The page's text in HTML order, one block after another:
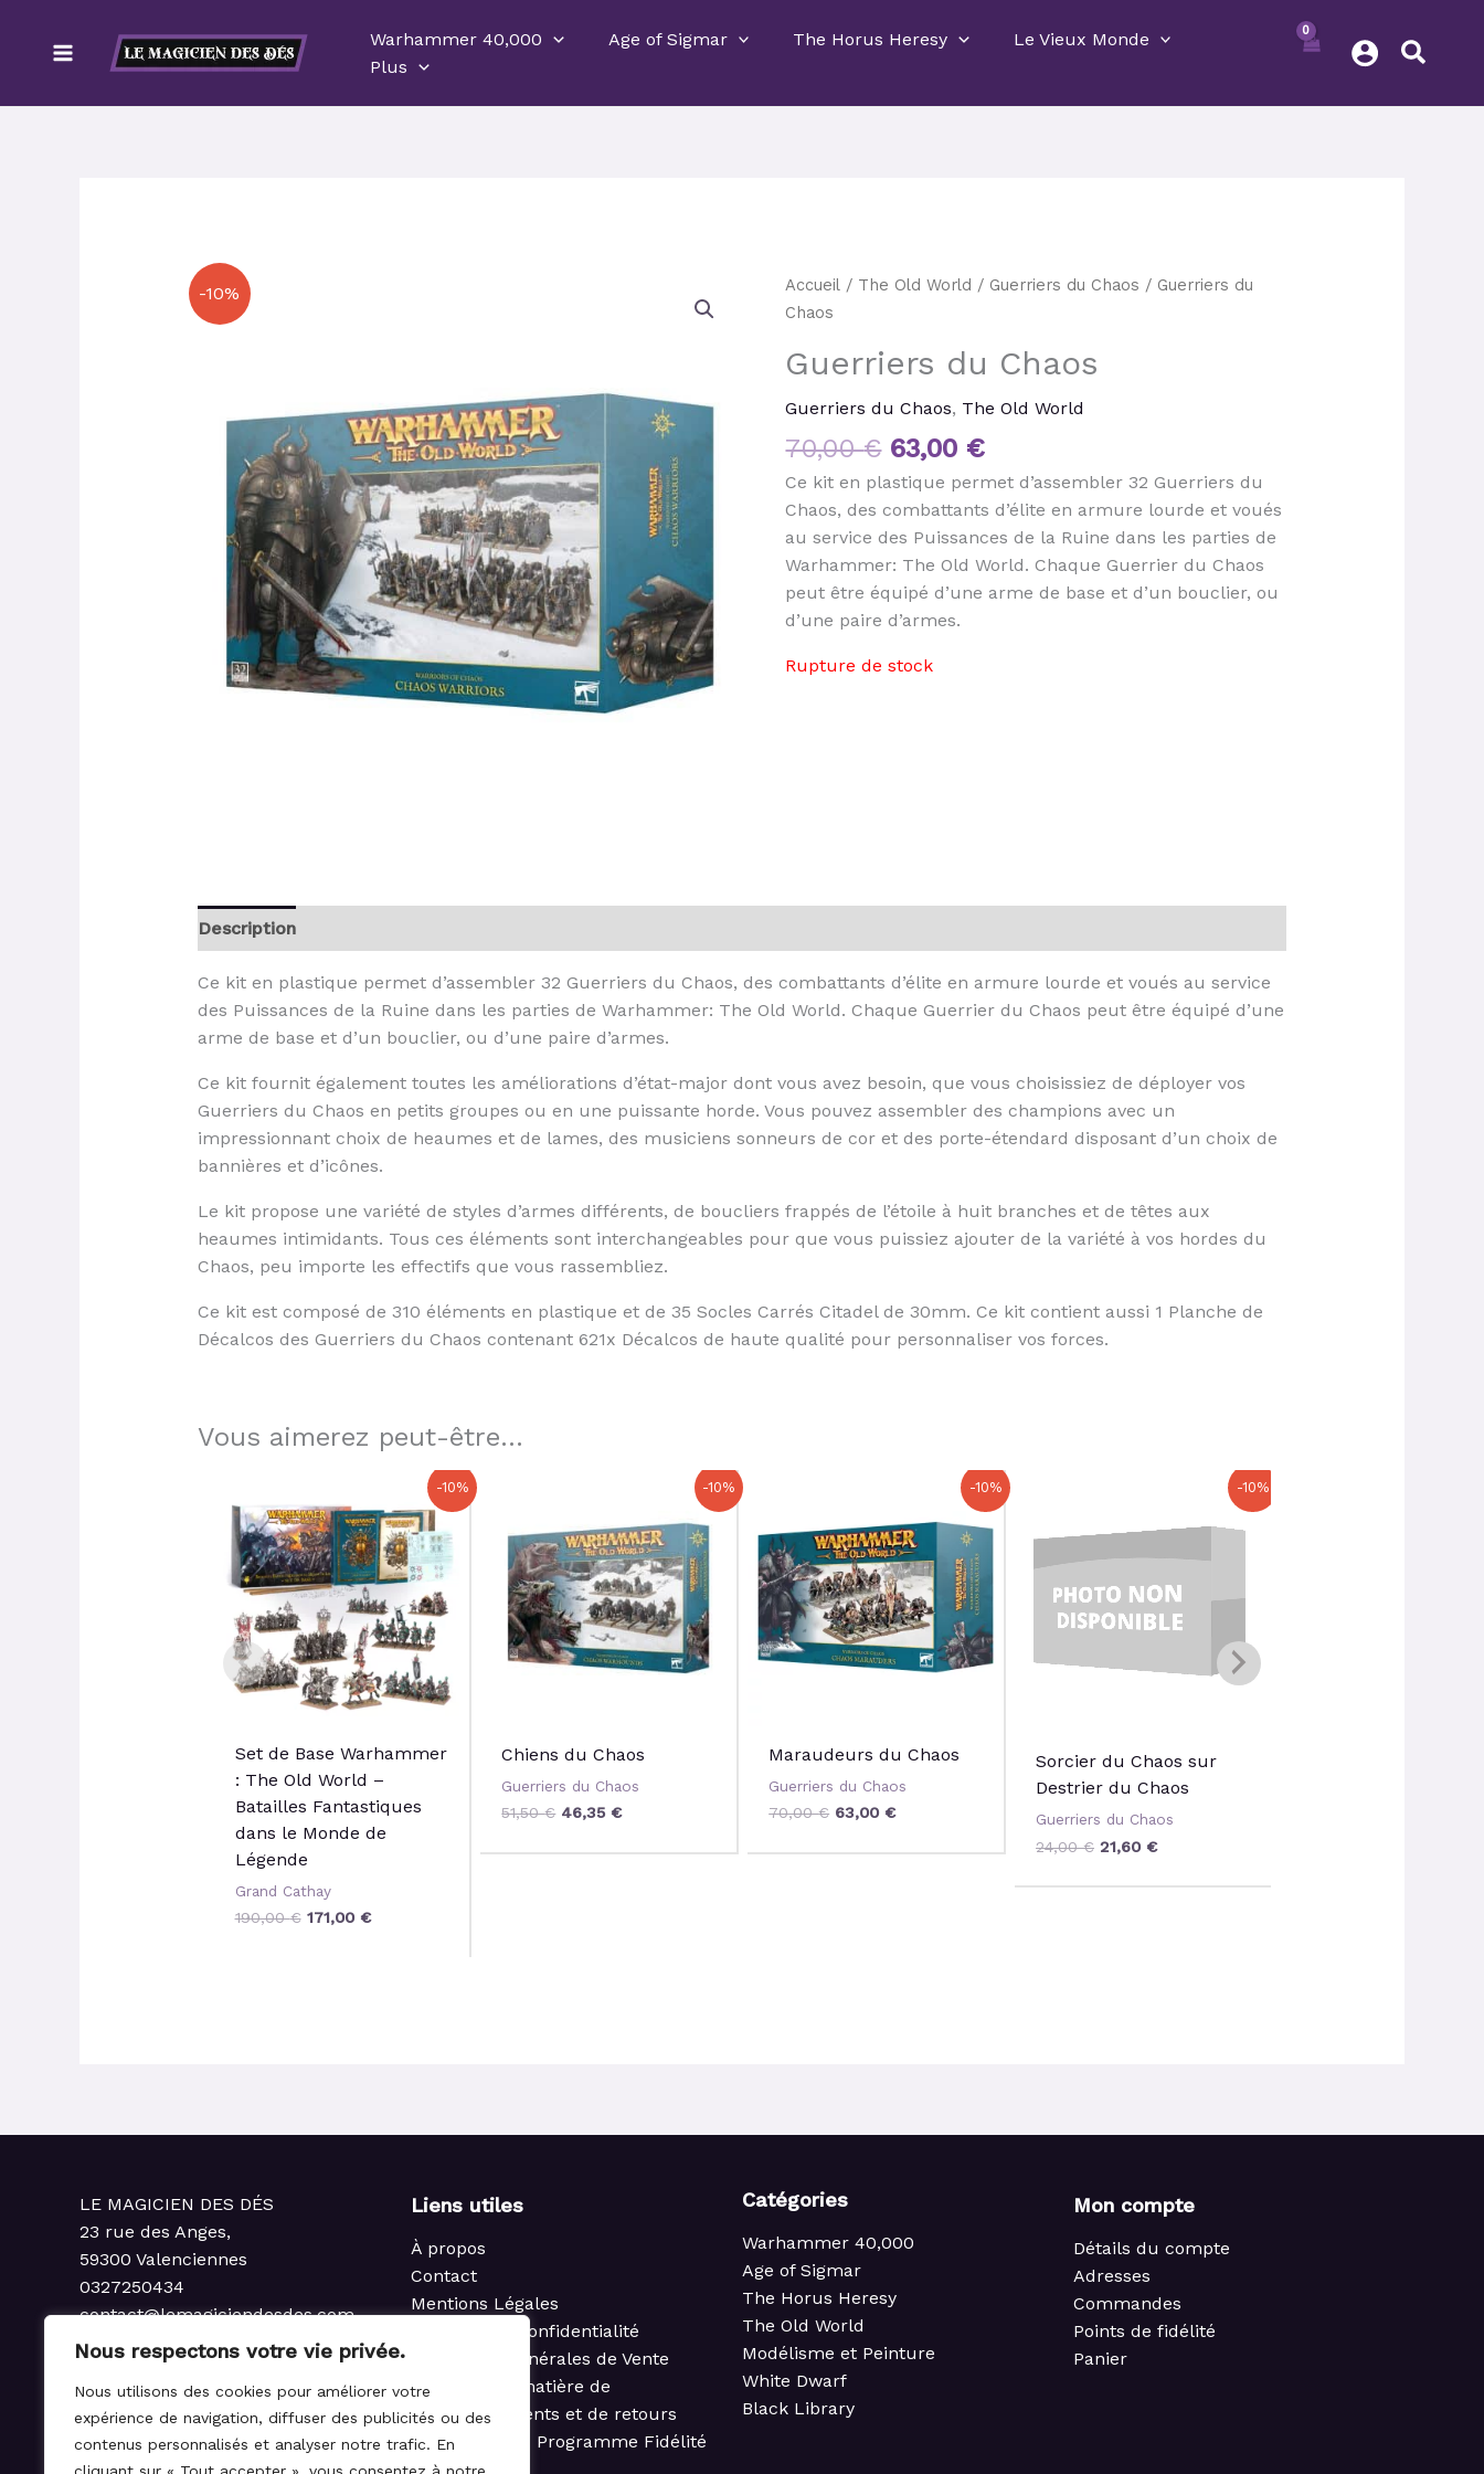
Nous respectons votre vie privée.
Nous utilisons des cookies pour améliorer votre
expérience de navigation, diffuser des publicités ou des
contenus personnalisés et analyser notre trafic. En
contenu
Warhammer 40,000 Age of Sigmar The Horus Heresy
Le Vieux Monde
Plus
-10% Accueil / The Old World / Guerriers du Chaos / Guerriers du
Chaos
Guerriers du Chaos
Guerriers du Chaos, The Old World
70,00€
Le
était :
70,00 €.
63,00 €
Le
est :
63,00 €.
Ce kit en plastique permet d’assembler 32 Guerriers du
Chaos, des combattants d’élite en armure lourde et voués
au service des Puissances de la Ruine dans les parties de
Warhammer: The Old World. Chaque Guerrier du Chaos
peut être équipé d’une arme de base et d’un bouclier, ou
d’une paire d’armes.
Rupture de stock
Description
Ce kit en plastique permet d’assembler 32 Guerriers du Chaos, des combattants d’élite en armure lourde et voués au service
des Puissances de la Ruine dans les parties de Warhammer: The Old World. Chaque Guerrier du Chaos peut être équipé d’une
arme de base et d’un bouclier, ou d’une paire d’armes.
Ce kit fournit également toutes les améliorations d’état-major dont vous avez besoin, que vous choisissiez de déployer vos
Guerriers du Chaos en petits groupes ou en une puissante horde. Vous pouvez assembler des champions avec un
impressionnant choix de heaumes et de lames, des musiciens sonneurs de cor et des porte-étendard disposant d’un choix de
bannières et d’icônes.
Le kit propose une variété de styles d’armes différents, de boucliers frappés de l’étoile à huit branches et de têtes aux
heaumes intimidants. Tous ces éléments sont interchangeables pour que vous puissiez ajouter de la variété à vos hordes du
Chaos, peu importe les effectifs que vous rassembliez.
Ce kit est composé de 310 éléments en plastique et de 35 Socles Carrés Citadel de 30mm. Ce kit contient aussi 1 Planche de
Décalcos des Guerriers du Chaos contenant 621x Décalcos de haute qualité pour personnaliser vos forces.
Vous aimerez peut-être...
-10%
Set de Base Warhammer
: The Old World –
Batailles Fantastiques
dans le Monde de
Légende
Grand Cathay
190,00€
initial
était :
190,00 €.
171,00 €
actuel
est :
171,00 €.
-10%
Chiens du Chaos
Guerriers du Chaos
51,50€
était :
51,50 €.
46,35 €
est :
46,35 €.
-10%
Maraudeurs du Chaos
Guerriers du Chaos
70,00€
était :
70,00 €.
63,00 €
actuel
est :
63,00 €.
-10%
Sorcier du Chaos sur
Destrier du Chaos
Guerriers du Chaos
24,00€
était :
24,00 €.
21,60 €
21,60 €.
LE MAGICIEN DES DÉS
23 rue des Anges,
59300 Valenciennes
0327250434
contact@lemagiciendesdes.com
du Mardi au Samedi
Liens utiles
À propos
Contact
Mentions Légales
Politique de confidentialité
Conditions Générales de Vente
Politique en matière de
remboursements et de retours
Règlement du Programme Fidélité
Catégories
Warhammer 40,000
Age of Sigmar
The Horus Heresy
The Old World
Modélisme et Peinture
White Dwarf
Black Library
Mon compte
Détails du compte
Adresses
Commandes
Points de fidélité
Panier